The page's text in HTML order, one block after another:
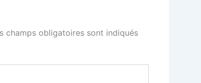
champs obligatoires sont indiqués